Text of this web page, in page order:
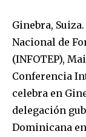
Ginebra,
Nacional de
(INFOTEP),
Conferencia
celebra en
delegación
Dominicana